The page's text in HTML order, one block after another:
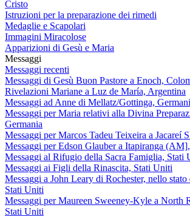
Cristo
Istruzioni per la preparazione dei rimedi
Medaglie e Scapolari
Immagini Miracolose
Apparizioni di Gesù e Maria
Messaggi
Messaggi recenti
Messaggi di Gesù Buon Pastore a Enoch,
Rivelazioni Mariane a Luz de María, Argentina
Messaggi ad Anne di Mellatz/Gottinga,
Messaggi per Maria relativi alla Divina
Germania
Messaggi per Marcos Tadeu Teixeira a Jacareí
Messaggi per Edson Glauber a Itapiranga
Messaggi al Rifugio della Sacra Famiglia, Stati
Messaggi ai Figli della Rinascita, Stati Uniti
Messaggi a John Leary di Rochester, nello
Stati Uniti
Messaggi per Maureen Sweeney-Kyle a North
Stati Uniti